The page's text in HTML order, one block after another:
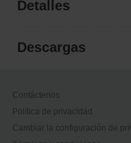
Detalles
Descargas
Contáctenos
Política de privacidad
Cambiar la configuración de